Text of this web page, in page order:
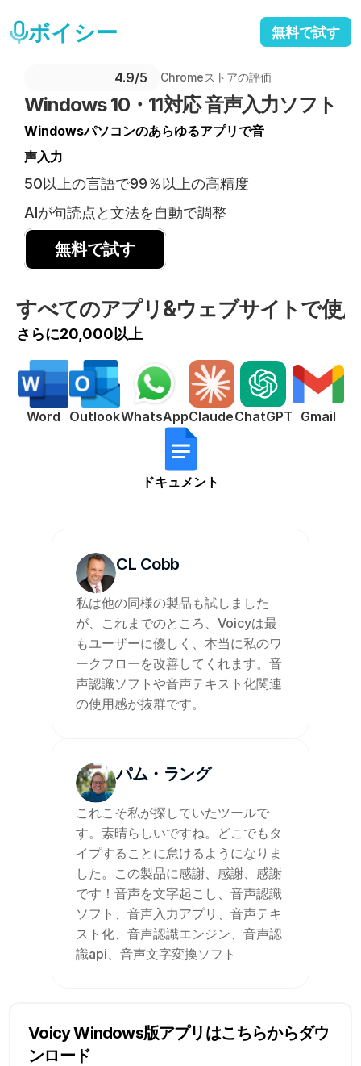
ボイシー 無料で試す
4.9/5 Chromeストアの評価
Windows 10・11対応 音声入力ソフト
Windowsパソコンのあらゆるアプリで音
声入力
50以上の言語で99％以上の高精度
AIが句読点と文法を自動で調整
無料で試す
すべてのアプリ&ウェブサイトで使
Word OutlookWhatsAppClaudeChatGPT Gmail
ドキュメント
さらに20,000以上
Voicy Windows版アプリはこちらからダウ
ンロード
CL Cobb
私は他の同様の製品も試しました
が、これまでのところ、Voicyは最
もユーザーに優しく、本当に私のワ
ークフローを改善してくれます。音
声認識ソフトや音声テキスト化関連
の使用感が抜群です。
パム・ラング
これこそ私が探していたツールで
す。素晴らしいですね。どこでもタ
イプすることに怠けるようになりま
した。この製品に感謝、感謝、感謝
です！音声を文字起こし、音声認識
ソフト、音声入力アプリ、音声テキ
スト化、音声認識エンジン、音声認
識api、音声文字変換ソフト